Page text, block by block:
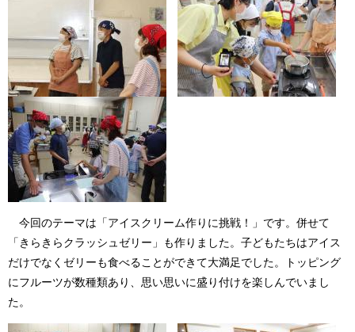
今回のテーマは「アイスクリーム作りに挑戦！」です。併せて
「きらきらクラッシュゼリー」も作りました。子どもたちはアイス
だけでなくゼリーも食べることができて大満足でした。トッピング
にフルーツが数種類あり、思い思いに盛り付けを楽しんでいまし
た。